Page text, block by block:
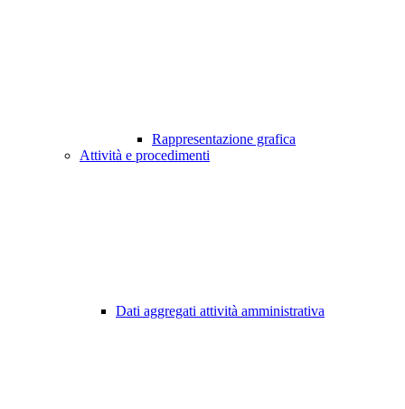
Rappresentazione grafica
Attività e procedimenti
Dati aggregati attività amministrativa